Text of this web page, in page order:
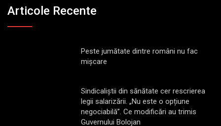
Articole Recente
Peste jumătate dintre români nu fac
mișcare
Sindicaliștii din sănătate cer rescrierea
legii salarizării. „Nu este o opțiune
negociabilă”. Ce modificări au trimis
Guvernului Bolojan